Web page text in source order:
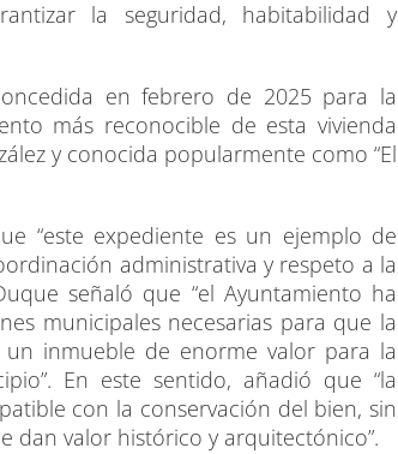
la seguridad, habitabilidad y
en febrero de 2025 para la
más reconocible de esta vivienda
y conocida popularmente como “El
“este expediente es un ejemplo de
administrativa y respeto a la
señaló que “el Ayuntamiento ha
municipales necesarias para que la
inmueble de enorme valor para la
En este sentido, añadió que “la
con la conservación del bien, sin
dan valor histórico y arquitectónico”.